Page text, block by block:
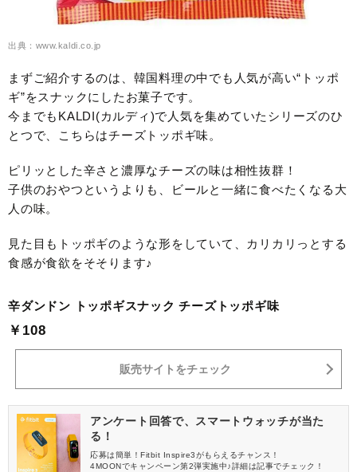
出典：www.kaldi.co.jp
まずご紹介するのは、韓国料理の中でも人気が高い“トッポ
ギ”をスナックにしたお菓子です。
今までもKALDI(カルディ)で人気を集めていたシリーズのひ
とつで、こちらはチーズトッポギ味。
ピリッとした辛さと濃厚なチーズの味は相性抜群！
子供のおやつというよりも、ビールと一緒に食べたくなる大
人の味。
見た目もトッポギのような形をしていて、カリカリっとする
食感が食欲をそそります♪
辛ダンドン トッポギスナック チーズトッポギ味
￥108
販売サイトをチェック
アンケート回答で、スマートウォッチが当た
る！
応募は簡単！Fitbit Inspire3がもらえるチャンス！
4MOONでキャンペーン第2弾実施中♪詳細は記事でチェック！